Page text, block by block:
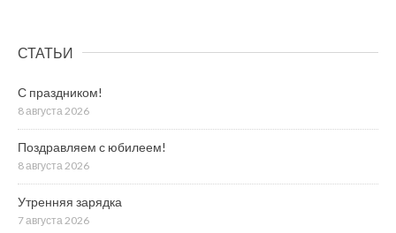
СТАТЬИ
С праздником!
8 августа 2026
Поздравляем с юбилеем!
8 августа 2026
Утренняя зарядка
7 августа 2026